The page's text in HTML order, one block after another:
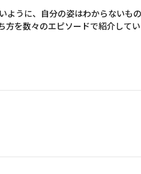
うに、自分の姿はわからないも
を数々のエピソードで紹介して